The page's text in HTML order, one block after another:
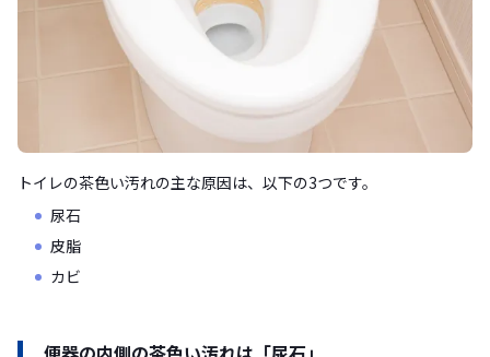
トイレの茶色い汚れの主な原因は、以下の3つです。
尿石
皮脂
カビ